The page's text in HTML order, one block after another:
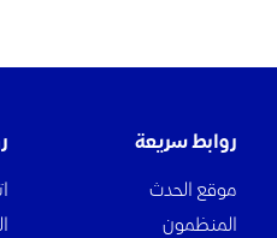
روابط سريعة
موقع الحدث
المنظمون